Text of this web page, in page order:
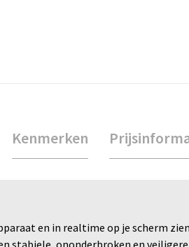
Kenmerken
en in realtime op je scherm
stabiele, ononderbroken en